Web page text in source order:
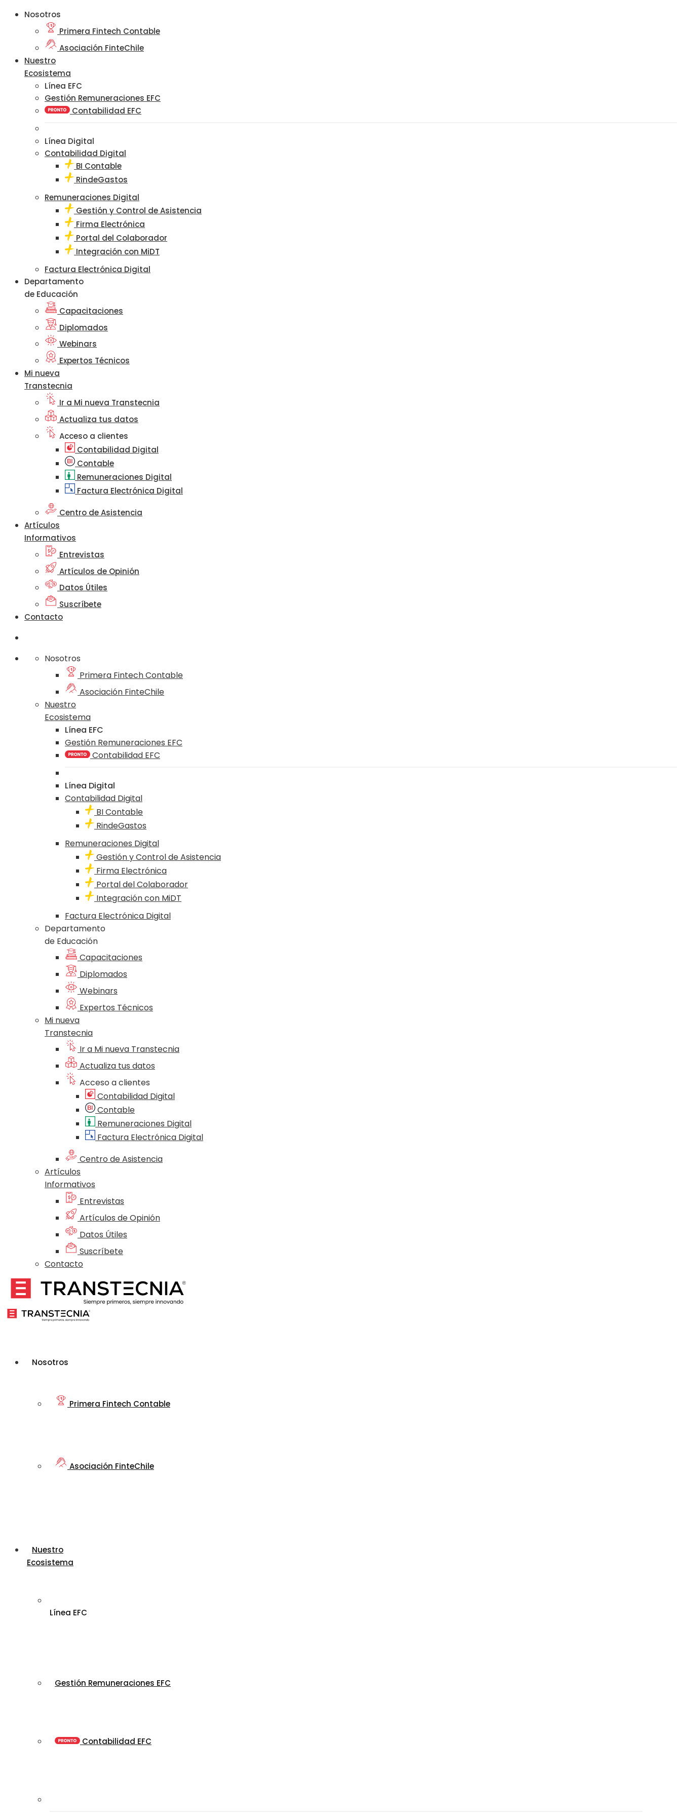
Nosotros
Primera Fintech Contable
Asociación FinteChile
Nuestro
Ecosistema
Línea EFC
Gestión Remuneraciones EFC
Contabilidad EFC
Línea Digital
Contabilidad Digital
BI Contable
RindeGastos
Remuneraciones Digital
Gestión y Control de Asistencia
Firma Electrónica
Portal del Colaborador
Integración con MiDT
Factura Electrónica Digital
Departamento
de Educación
Capacitaciones
Diplomados
Webinars
Expertos Técnicos
Mi nueva
Transtecnia
Ir a Mi nueva Transtecnia
Actualiza tus datos
Acceso a clientes
Contabilidad Digital
Contable
Remuneraciones Digital
Factura Electrónica Digital
Centro de Asistencia
Artículos
Informativos
Entrevistas
Artículos de Opinión
Datos Útiles
Suscríbete
Contacto
Nosotros
Primera Fintech Contable
Asociación FinteChile
Nuestro
Ecosistema
Línea EFC
Gestión Remuneraciones EFC
Contabilidad EFC
Línea Digital
Contabilidad Digital
BI Contable
RindeGastos
Remuneraciones Digital
Gestión y Control de Asistencia
Firma Electrónica
Portal del Colaborador
Integración con MiDT
Factura Electrónica Digital
Departamento
de Educación
Capacitaciones
Diplomados
Webinars
Expertos Técnicos
Mi nueva
Transtecnia
Ir a Mi nueva Transtecnia
Actualiza tus datos
Acceso a clientes
Contabilidad Digital
Contable
Remuneraciones Digital
Factura Electrónica Digital
Centro de Asistencia
Artículos
Informativos
Entrevistas
Artículos de Opinión
Datos Útiles
Suscríbete
Contacto
Nosotros
Primera Fintech Contable
Asociación FinteChile
Nuestro
Ecosistema
Línea EFC
Gestión Remuneraciones EFC
Contabilidad EFC